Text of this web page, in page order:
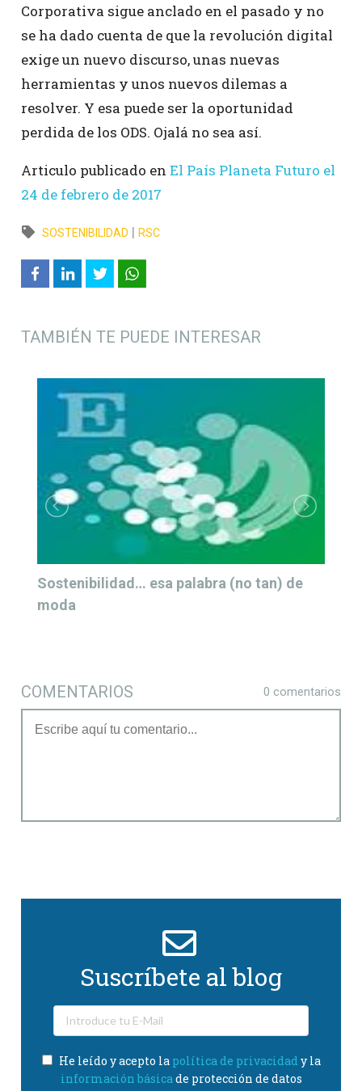
Corporativa sigue anclado en el pasado y no
se ha dado cuenta de que la revolución digital
exige un nuevo discurso, unas nuevas
herramientas y unos nuevos dilemas a
resolver. Y esa puede ser la oportunidad
perdida de los ODS. Ojalá no sea así.
Articulo publicado en El País Planeta Futuro el
24 de febrero de 2017
SOSTENIBILIDAD | RSC
TAMBIÉN TE PUEDE INTERESAR
De la RSC a la Sostenibilidad: La evolución
necesaria para crear valor
COMENTARIOS 0 comentarios
Suscríbete al blog
He leído y acepto la política de privacidad y la
información básicade protección de datos